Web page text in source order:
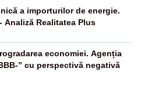
a importurilor de energie.
Analiză Realitatea Plus
economiei. Agenția
” cu perspectivă negativă